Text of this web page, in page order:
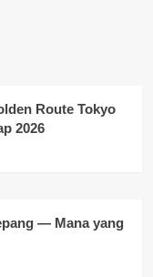
Route Tokyo
2026
— Mana yang